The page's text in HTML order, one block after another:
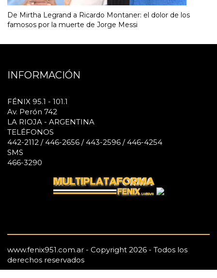
De Mirtha Legrand a Ricardo Montaner: el dolor de los
famosos por la muerte de Jorge Messi
INFORMACIÓN
FÉNIX 95.1 - 101.1
Av. Perón 742
LA RIOJA - ARGENTINA
TELÉFONOS
442-2112 / 446-2656 / 443-2596 / 446-4254
SMS
466-3290
www.fenix951.com.ar - Copyright 2026 - Todos los
derechos reservados